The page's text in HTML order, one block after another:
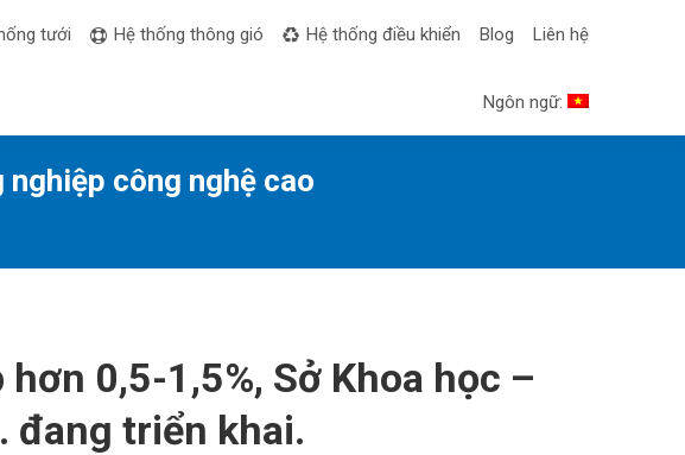
tưới Hệ thống thông gió Hệ thống điều khiển Blog Liên hệ
Ngôn ngữ:
công nghệ cao
0,5-1,5%, Sở Khoa học –
đang triển khai.